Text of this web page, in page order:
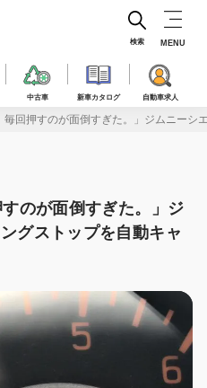
中古車 新車カタログ 自動車求人
検索 MENU
毎回押すのが面倒すぎた。」ジムニー
すのが面倒すぎた。」ジ
グストップを自動キャ